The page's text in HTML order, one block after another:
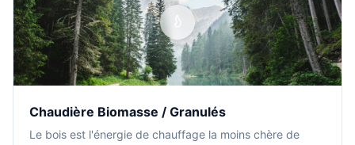
Chaudière Biomasse / Granulés
Le bois est l'énergie de chauffage la moins chère de